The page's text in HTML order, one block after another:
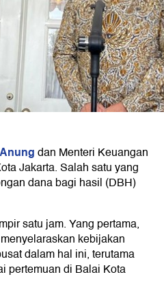
dan Menteri Keuangan
Jakarta. Salah satu yang
dana bagi hasil (DBH)
satu jam. Yang pertama,
kebijakan
dalam hal ini, terutama
pertemuan di Balai Kota